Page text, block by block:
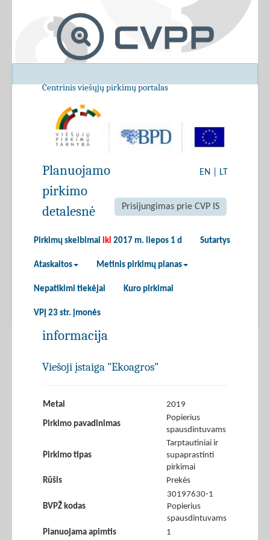
Centrinis viešųjų pirkimų portalas
EN LT
Prisijungimas prie CVP IS
Pirkimų skelbimai iki 2017 m. liepos 1 d Sutartys
Ataskaitos Metinis pirkimų planas
Nepatikimi tiekėjai Kuro pirkimai
VPĮ 23 str. įmonės
Planuojamo
pirkimo
detalesnė
informacija
Viešoji įstaiga "Ekoagros"
Metai 2019
Pirkimo pavadinimas
Popierius
spausdintuvams
Pirkimo tipas
Tarptautiniai ir
supaprastinti
pirkimai
Rūšis
Prekės
BVPŽ kodas
30197630-1
Popierius
spausdintuvams
Planuojama apimtis
1